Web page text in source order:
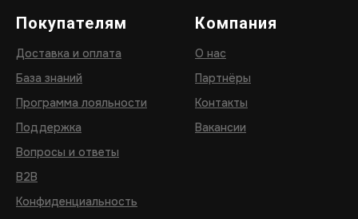
Покупателям
Доставка и оплата
База знаний
Программа лояльности
Поддержка
Вопросы и ответы
B2B
Конфиденциальность
Компания
О нас
Партнёры
Контакты
Вакансии